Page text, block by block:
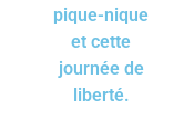
pique-nique
et cette
journée de
liberté.